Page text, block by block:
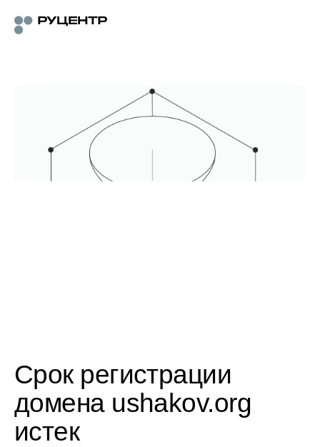
Срок регистрации
домена ushakov.org
истек